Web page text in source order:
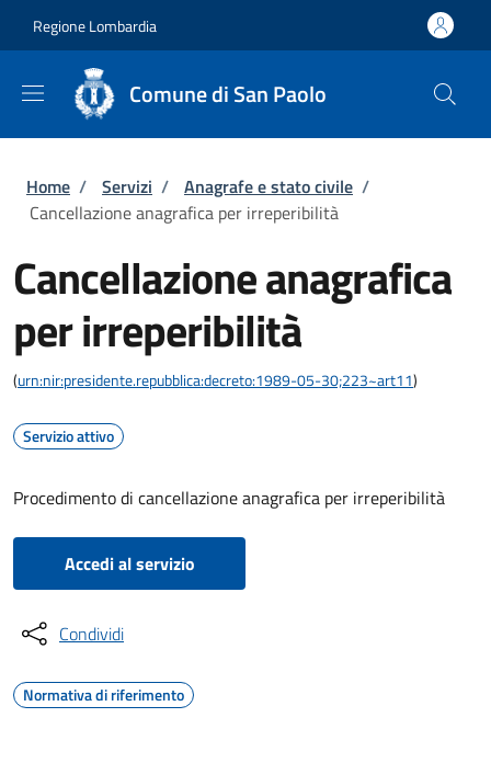
Regione Lombardia
Comune di San Paolo
Briciole di pane
Home / Servizi / Anagrafe e stato civile /
Cancellazione anagrafica per irreperibilità
Cancellazione anagrafica
per irreperibilità
(urn:nir:presidente.repubblica:decreto:1989-05-30;223~art11)
Servizio attivo
Procedimento di cancellazione anagrafica per irreperibilità
Accedi al servizio
Condividi
Normativa di riferimento